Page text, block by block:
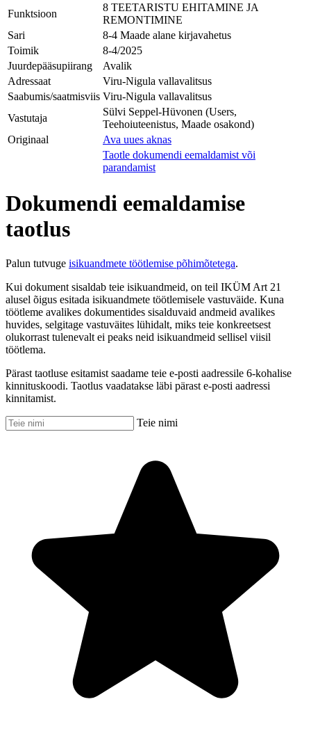
Funktsioon
8 TEETARISTU EHITAMINE JA
REMONTIMINE
Sari
8-4 Maade alane kirjavahetus
Toimik
8-4/2025
Juurdepääsupiirang
Avalik
Adressaat
Viru-Nigula vallavalitsus
Saabumis/saatmisviis Viru-Nigula vallavalitsus
Vastutaja
Sülvi Seppel-Hüvonen (Users,
Teehoiuteenistus, Maade osakond)
Originaal
Ava uues aknas
Taotle dokumendi eemaldamist või
parandamist
Dokumendi eemaldamise
taotlus
Palun tutvuge isikuandmete töötlemise põhimõtetega.
Kui dokument sisaldab teie isikuandmeid, on teil IKÜM Art 21
alusel õigus esitada isikuandmete töötlemisele vastuväide. Kuna
töötleme avalikes dokumentides sisalduvaid andmeid avalikes
huvides, selgitage vastuväites lühidalt, miks teie konkreetsest
olukorrast tulenevalt ei peaks neid isikuandmeid sellisel viisil
töötlema.
Pärast taotluse esitamist saadame teie e-posti aadressile 6-kohalise
kinnituskoodi. Taotlus vaadatakse läbi pärast e-posti aadressi
kinnitamist.
Teie nimi